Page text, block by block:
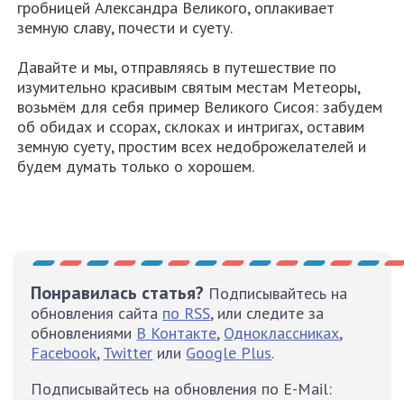
гробницей Александра Великого, оплакивает
земную славу, почести и суету.
Давайте и мы, отправляясь в путешествие по
изумительно красивым святым местам Метеоры,
возьмём для себя пример Великого Сисоя: забудем
об обидах и ссорах, склоках и интригах, оставим
земную суету, простим всех недоброжелателей и
будем думать только о хорошем.
Понравилась статья? Подписывайтесь на
обновления сайта по RSS, или следите за
обновлениями В Контакте, Одноклассниках,
Facebook,Twitter или Google Plus.
Подписывайтесь на обновления по E-Mail: